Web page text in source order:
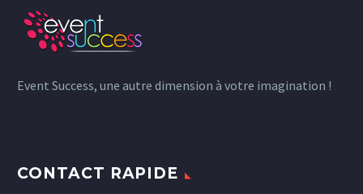
Event Success, une autre dimension à votre imagination !
CONTACT RAPIDE